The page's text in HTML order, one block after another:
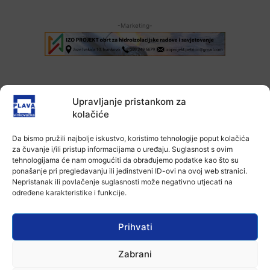
Upravljanje pristankom za
kolačiće
Da bismo pružili najbolje iskustvo, koristimo tehnologije poput kolačića
za čuvanje i/ili pristup informacijama o uređaju. Suglasnost s ovim
tehnologijama će nam omogućiti da obrađujemo podatke kao što su
ponašanje pri pregledavanju ili jedinstveni ID-ovi na ovoj web stranici.
Nepristanak ili povlačenje suglasnosti može negativno utjecati na
određene karakteristike i funkcije.
Prihvati
Zabrani
-Marketing-
Ana Tokić